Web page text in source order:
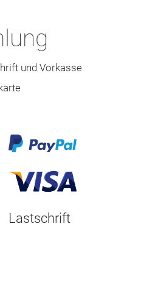
und Vorkasse
Lastschrift